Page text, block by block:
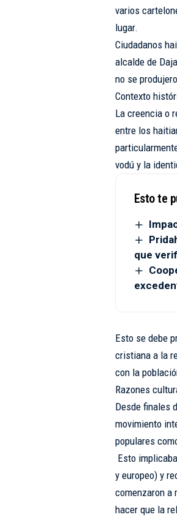
varios
lugar.
Ciudadanos
alcalde de
no se
Contexto
La creencia o
entre los
vodú y la
Esto te
que
Esto se debe
cristiana a la
con la
Razones
Desde finales
movimiento
populares
Esto
y europeo) y
comenzaron a
hacer que la